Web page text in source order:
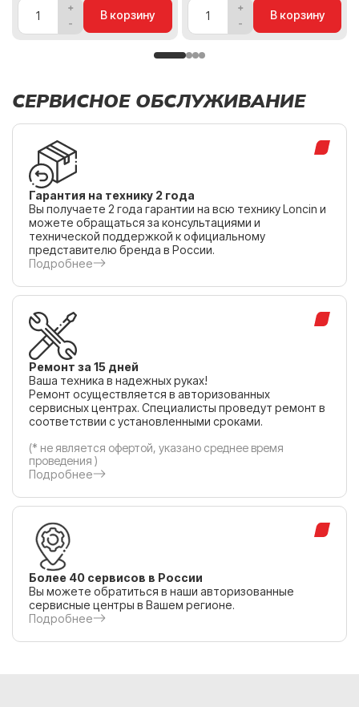
В корзину В корзину
СЕРВИСНОЕ ОБСЛУЖИВАНИЕ
Гарантия на технику 2 года
Вы получаете 2 года гарантии на всю технику Loncin и
можете обращаться за консультациями и
технической поддержкой к официальному
представителю бренда в России.
Подробнее
Ремонт за 15 дней
Ваша техника в надежных руках!
Ремонт осуществляется в авторизованных
сервисных центрах. Специалисты проведут ремонт в
соответствии с установленными сроками.
(* не является офертой, указано среднее время
проведения )
Подробнее
Более 40 сервисов в России
Вы можете обратиться в наши авторизованные
сервисные центры в Вашем регионе.
Подробнее